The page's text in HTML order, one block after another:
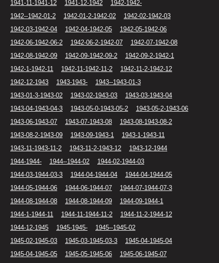
1941-11-1941-12
1941-12-1942
1942-1942-
1942--1942-01-2
1942-01-2-1942-02
1942-02-1942-03
1942-03-1942-04
1942-04-1942-05
1942-05-1942-06
1942-06-1942-06-2
1942-06-2-1942-07
1942-07-1942-08
1942-08-1942-09
1942-09-1942-09-2
1942-09-2-1942-1
1942-1-1942-11
1942-11-1942-11-2
1942-11-2-1942-12
1942-12-1943
1943-1943-
1943--1943-01-3
1943-01-3-1943-02
1943-02-1943-03
1943-03-1943-04
1943-04-1943-04-3
1943-05-0-1943-05-2
1943-05-2-1943-06
1943-06-1943-07
1943-07-1943-08
1943-08-1943-08-2
1943-08-2-1943-09
1943-09-1943-1
1943-1-1943-11
1943-11-1943-11-2
1943-11-2-1943-12
1943-12-1944
1944-1944-
1944--1944-02
1944-02-1944-03
1944-03-1944-03-3
1944-04-1944-04
1944-04-1944-05
1944-05-1944-06
1944-06-1944-07
1944-07-1944-07-3
1944-08-1944-08
1944-08-1944-09
1944-09-1944-1
1944-1-1944-11
1944-11-1944-11-2
1944-11-2-1944-12
1944-12-1945
1945-1945-
1945--1945-02
1945-02-1945-03
1945-03-1945-03-3
1945-04-1945-04
1945-04-1945-05
1945-05-1945-06
1945-06-1945-07